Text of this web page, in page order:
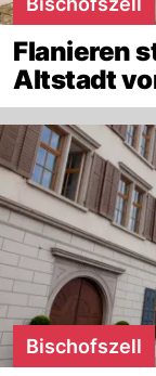
Flanieren
Altstadt
Bischofszell